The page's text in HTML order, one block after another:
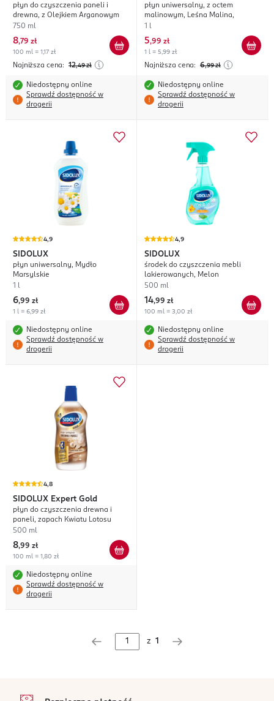
płyn do czyszczenia paneli i
drewna, z Olejkiem Arganowym
750 ml
8,79 zł
100 ml = 1,17 zł
Najniższa cena: 12,49 zł
Niedostępny online
Sprawdź dostępność w
drogerii
płyn uniwersalny, z octem
malinowym, Leśna Malina,
1 l
5,99 zł
1 l = 5,99 zł
Najniższa cena: 6,99 zł
Niedostępny online
Sprawdź dostępność w
drogerii
4,9
SIDOLUX
płyn uniwersalny, Mydło
Marsylskie
1 l
6,99 zł
1 l = 6,99 zł
Niedostępny online
Sprawdź dostępność w
drogerii
4,9
SIDOLUX
środek do czyszczenia mebli
lakierowanych, Melon
500 ml
14,99 zł
100 ml = 3,00 zł
Niedostępny online
Sprawdź dostępność w
drogerii
4,8
SIDOLUX Expert Gold
płyn do czyszczenia drewna i
paneli, zapach Kwiatu Lotosu
500 ml
8,99 zł
100 ml = 1,80 zł
Niedostępny online
Sprawdź dostępność w
drogerii
z 1